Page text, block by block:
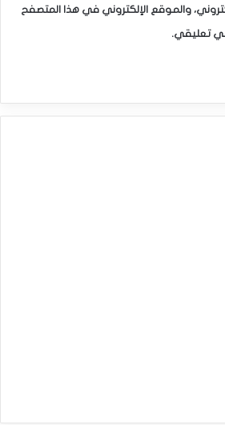
والموقع الإلكتروني في هذا المتصفح
في تعليقي.